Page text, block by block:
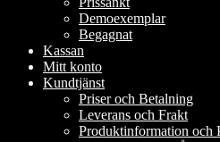
Demoexemplar
Begagnat
Kassan
Mitt konto
Kundtjänst
Priser och Betalning
Leverans och Frakt
Produktinformation och